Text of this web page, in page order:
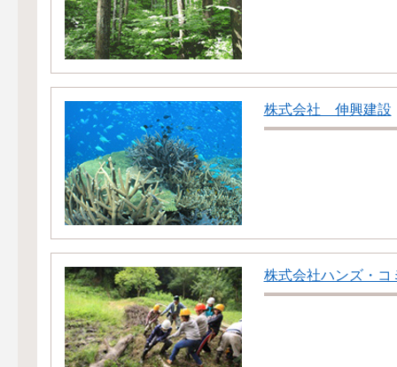
株式会社 伸興建設
株式会社ハンズ・コ